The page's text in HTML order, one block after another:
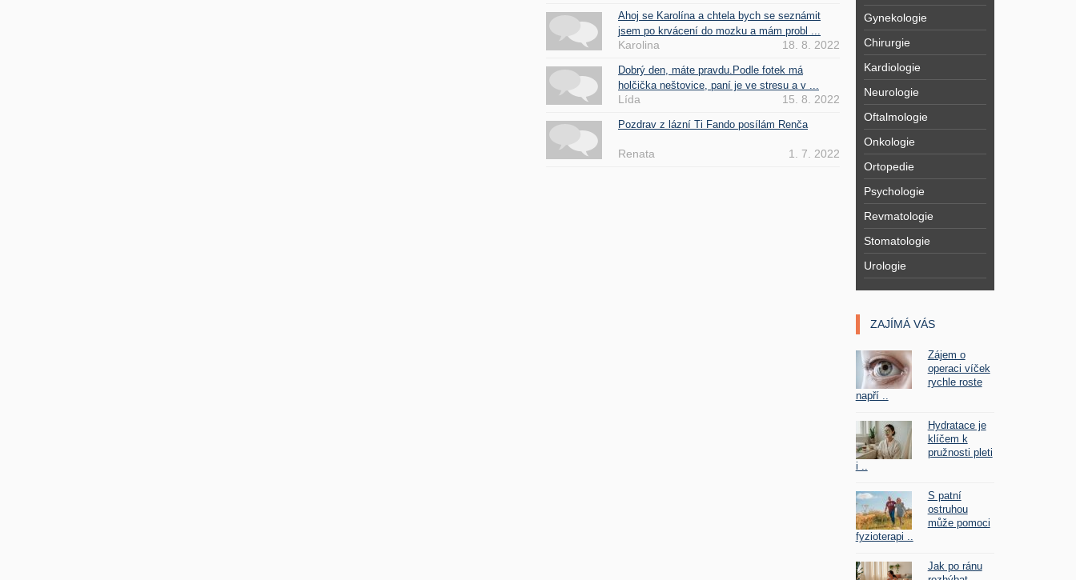
Ahoj se Karolína a chtela bych se seznámit
jsem po krvácení do mozku a mám probl ...
Karolina 18. 8. 2022
Dobrý den, máte pravdu.Podle fotek má
holčička neštovice, paní je ve stresu a v ...
Lída 15. 8. 2022
Pozdrav z lázní Ti Fando posílám Renča
Renata 1. 7. 2022
Gynekologie
Chirurgie
Kardiologie
Neurologie
Oftalmologie
Onkologie
Ortopedie
Psychologie
Revmatologie
Stomatologie
Urologie
ZAJÍMÁ VÁS
Zájem o
operaci víček
rychle roste
napří ..
Hydratace je
klíčem k
pružnosti pleti
i ..
S patní
ostruhou
může pomoci
fyzioterapi ..
Jak po ránu